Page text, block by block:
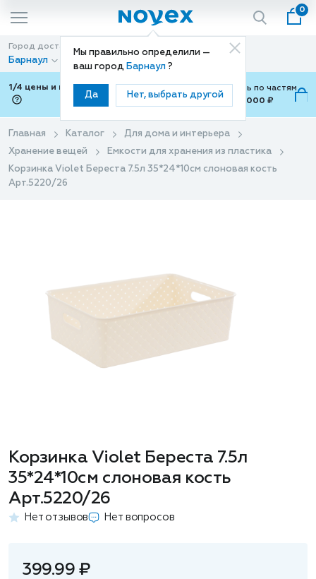
Мы правильно определили —
ваш город Барнаул ?
Да Нет, выбрать другой
0
Город доставки
Барнаул
Способ доставки
Доставка
1/4 цены и покупки ваши с Подели
Можно оплатить по частям
от 700 ₽ до 15,000 ₽
Главная Каталог
Для дома и интерьера
Хранение вещей
Емкости для хранения из пластика
Корзинка Violet Береста 7.5л 35*24*10см слоновая кость
Арт.5220/26
Корзинка Violet Береста 7.5л
35*24*10см слоновая кость
Арт.5220/26
Нет отзывов Нет вопросов
399.99 ₽